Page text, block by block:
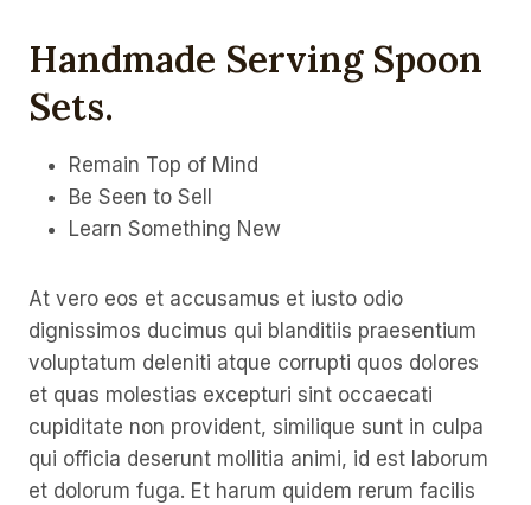
Handmade Serving Spoon
Sets.
Remain Top of Mind
Be Seen to Sell
Learn Something New
At vero eos et accusamus et iusto odio
dignissimos ducimus qui blanditiis praesentium
voluptatum deleniti atque corrupti quos dolores
et quas molestias excepturi sint occaecati
cupiditate non provident, similique sunt in culpa
qui officia deserunt mollitia animi, id est laborum
et dolorum fuga. Et harum quidem rerum facilis